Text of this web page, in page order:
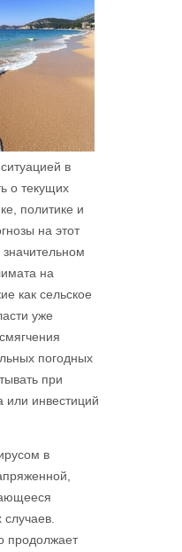
в
о текущих
политике и
на этот
значительном
на
как сельское
уже
погодных
при
или инвестиций
в
продолжает